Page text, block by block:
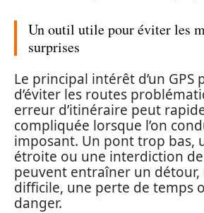
Un outil utile pour éviter les
surprises
Le principal intérêt d’un GPS
d’éviter les routes
erreur d’itinéraire peut
compliquée lorsque l’on
imposant. Un pont trop bas,
étroite ou une interdiction
peuvent entraîner un
difficile, une perte de temps
danger.